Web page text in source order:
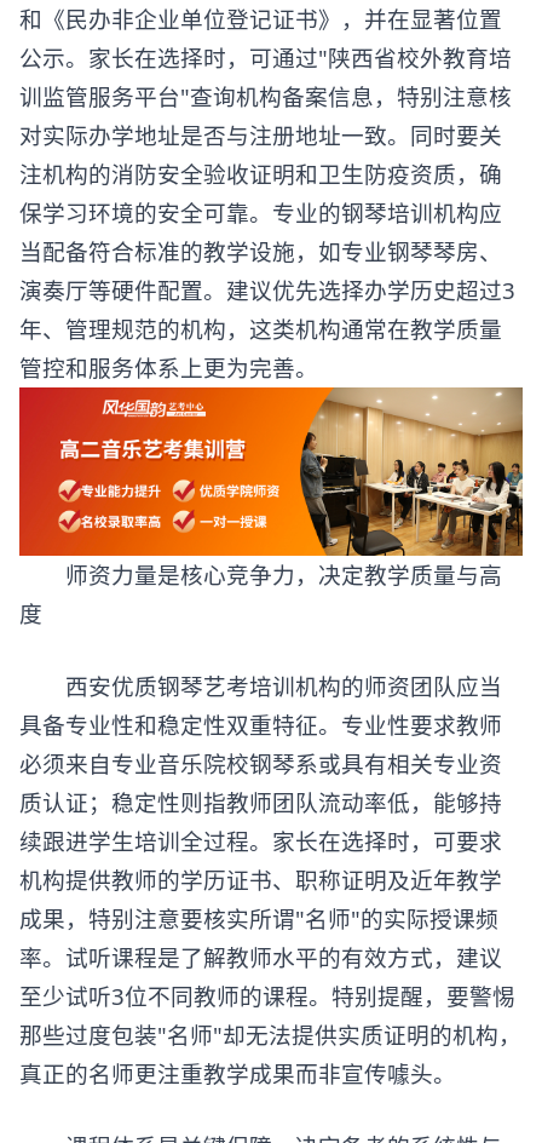
和《民办非企业单位登记证书》，并在显著位置
公示。家长在选择时，可通过"陕西省校外教育培
训监管服务平台"查询机构备案信息，特别注意核
对实际办学地址是否与注册地址一致。同时要关
注机构的消防安全验收证明和卫生防疫资质，确
保学习环境的安全可靠。专业的钢琴培训机构应
当配备符合标准的教学设施，如专业钢琴琴房、
演奏厅等硬件配置。建议优先选择办学历史超过3
年、管理规范的机构，这类机构通常在教学质量
管控和服务体系上更为完善。
​​师资力量是核心竞争力，决定教学质量与高
度​​
西安优质钢琴艺考培训机构的师资团队应当
具备专业性和稳定性双重特征。专业性要求教师
必须来自专业音乐院校钢琴系或具有相关专业资
质认证；稳定性则指教师团队流动率低，能够持
续跟进学生培训全过程。家长在选择时，可要求
机构提供教师的学历证书、职称证明及近年教学
成果，特别注意要核实所谓"名师"的实际授课频
率。试听课程是了解教师水平的有效方式，建议
至少试听3位不同教师的课程。特别提醒，要警惕
那些过度包装"名师"却无法提供实质证明的机构，
真正的名师更注重教学成果而非宣传噱头。